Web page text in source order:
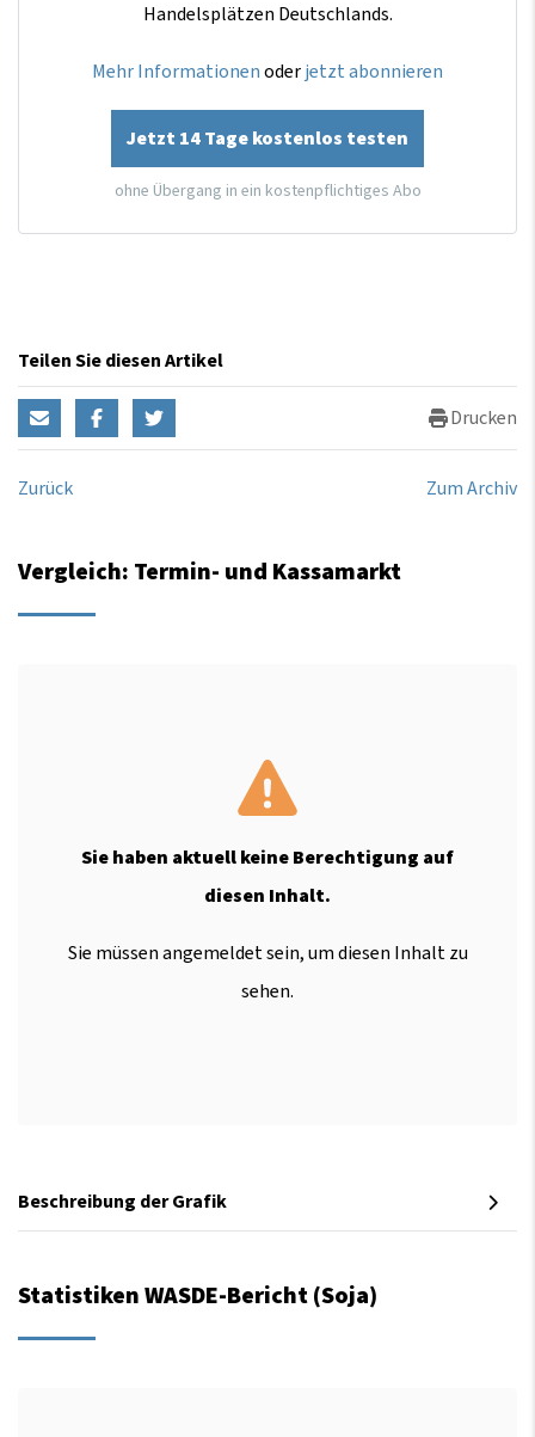
Handelsplätzen Deutschlands.
Mehr Informationenoderjetzt abonnieren
Jetzt 14 Tage kostenlos testen
ohne Übergang in ein kostenpflichtiges Abo
Teilen Sie diesen Artikel
Drucken
Zurück Zum Archiv
Vergleich: Termin- und Kassamarkt
Sie haben aktuell keine Berechtigung auf
diesen Inhalt.
Sie müssen angemeldet sein, um diesen Inhalt zu
sehen.
Beschreibung der Grafik
Statistiken WASDE-Bericht (Soja)